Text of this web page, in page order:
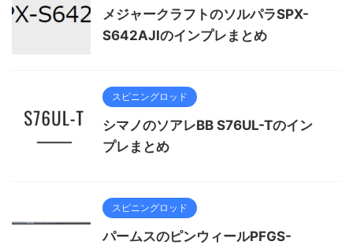
メジャークラフトのソルパラSPX-
S642AJIのインプレまとめ
スピニングロッド
シマノのソアレBB S76UL-Tのイン
プレまとめ
スピニングロッド
パームスのピンウィールPFGS-